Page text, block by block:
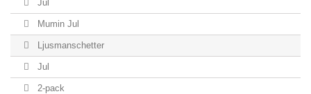
Jul
Mumin Jul
Ljusmanschetter
Jul
2-pack